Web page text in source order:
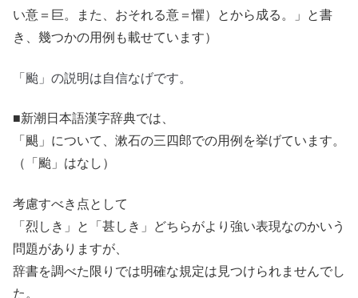
い意＝巨。また、おそれる意＝懼）とから成る。」と書
き、幾つかの用例も載せています）
「颱」の説明は自信なげです。
■新潮日本語漢字辞典では、
「颶」について、漱石の三四郎での用例を挙げています。
（「颱」はなし）
考慮すべき点として
「烈しき」と「甚しき」どちらがより強い表現なのかいう
問題がありますが、
辞書を調べた限りでは明確な規定は見つけられませんでし
た。